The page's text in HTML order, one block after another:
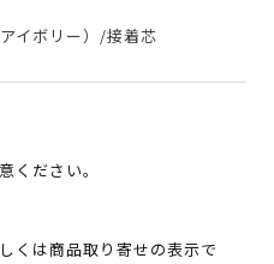
イボリー）/接着芯
ください。
くは商品取り寄せの表示で